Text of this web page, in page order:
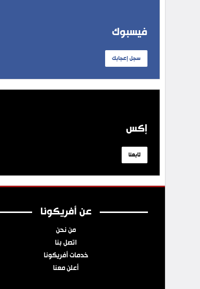
فيسبوك
سجل إعجابك
إكس
تابعنا
عن أفريكونا
من نحن
اتصل بنا
خدمات أفريكونا
أعلن معنا